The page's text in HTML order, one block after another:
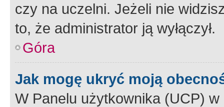
czy na uczelni. Jeżeli nie
to, że administrator ją wyłączył.
Góra
Jak mogę ukryć moją
W Panelu użytkownika (UCP) w